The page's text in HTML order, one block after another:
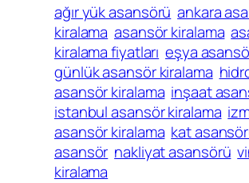
ağır yük asansörü ankara
kiralama asansör kiralama
kiralama fiyatları eşya
günlük asansör kiralama
asansör kiralama inşaat
istanbul asansör kiralama
asansör kiralama kat
asansör nakliyat asansörü
kiralama